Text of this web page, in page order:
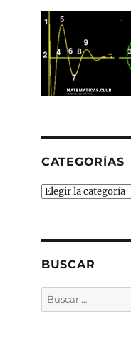
CATEGORÍAS
Categorías
BUSCAR
Buscar
por: